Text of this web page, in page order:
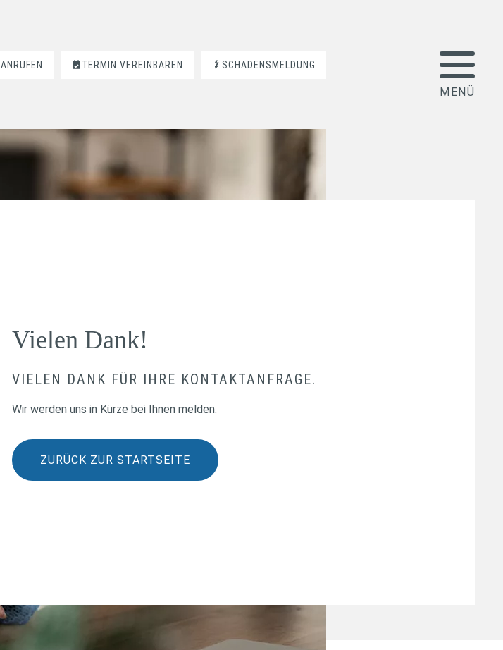
ANRUFEN TERMIN VEREINBAREN SCHADENSMELDUNG
Vielen Dank!
VIELEN DANK FÜR IHRE KONTAKTANFRAGE.
Wir werden uns in Kürze bei Ihnen melden.
ZURÜCK ZUR STARTSEITE